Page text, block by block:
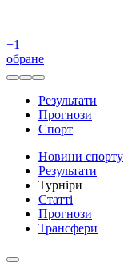
+1
обране
Результати
Прогнози
Спорт
Новини спорту
Результати
Турніри
Статті
Прогнози
Трансфери